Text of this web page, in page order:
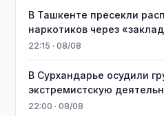
В Ташкенте пресекли
наркотиков через
22:15 · 08/08
В Сурхандарье осудили
экстремистскую
22:00 · 08/08